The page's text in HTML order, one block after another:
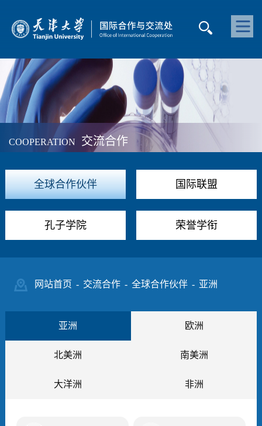
COOPERATION 交流合作
全球合作伙伴 国际联盟
孔子学院 荣誉学衔
网站首页 - 交流合作 - 全球合作伙伴 - 亚洲
亚洲 欧洲
北美洲 南美洲
大洋洲 非洲